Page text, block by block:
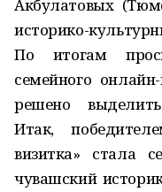
Акбулатовых
историко-
По итогам
семейного
решено
Итак,
визитка» стала
чувашский